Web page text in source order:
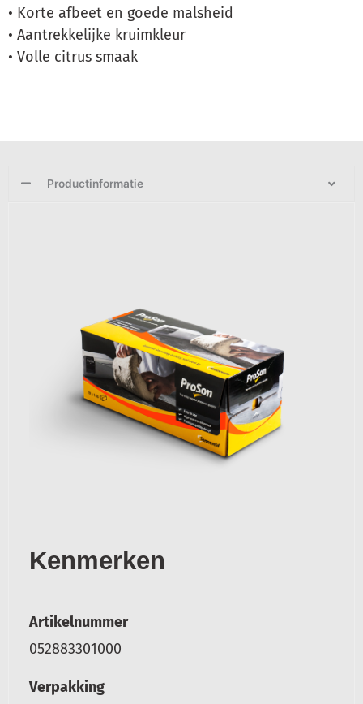
• Korte afbeet en goede malsheid
• Aantrekkelijke kruimkleur
• Volle citrus smaak
Productinformatie
Kenmerken
Artikelnummer
052883301000
Verpakking